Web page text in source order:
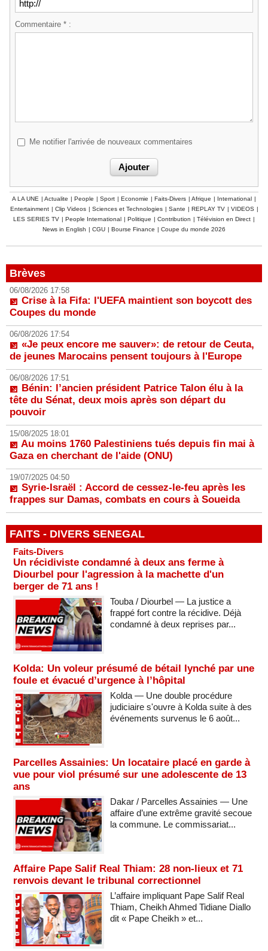
Commentaire * :
Me notifier l'arrivée de nouveaux commentaires
A LA UNE | Actualite | People | Sport | Economie | Faits-Divers | Afrique | International |
Entertainment | Clip Videos | Sciences et Technologies | Sante | REPLAY TV | VIDEOS |
LES SERIES TV | People International | Politique | Contribution | Télévision en Direct |
News in English | CGU | Bourse Finance | Coupe du monde 2026
Brèves
06/08/2026 17:58
Crise à la Fifa: l'UEFA maintient son boycott des
Coupes du monde
06/08/2026 17:54
«Je peux encore me sauver»: de retour de Ceuta,
de jeunes Marocains pensent toujours à l'Europe
06/08/2026 17:51
Bénin: l’ancien président Patrice Talon élu à la
tête du Sénat, deux mois après son départ du
pouvoir
15/08/2025 18:01
Au moins 1760 Palestiniens tués depuis fin mai à
Gaza en cherchant de l'aide (ONU)
19/07/2025 04:50
Syrie-Israël : Accord de cessez-le-feu après les
frappes sur Damas, combats en cours à Soueida
FAITS - DIVERS SENEGAL
Faits-Divers
Un récidiviste condamné à deux ans ferme à
Diourbel pour l'agression à la machette d'un
berger de 71 ans !
Touba / Diourbel — La justice a
frappé fort contre la récidive. Déjà
condamné à deux reprises par...
Kolda: Un voleur présumé de bétail lynché par une
foule et évacué d’urgence à l’hôpital
Kolda — Une double procédure
judiciaire s'ouvre à Kolda suite à des
événements survenus le 6 août...
Parcelles Assainies: Un locataire placé en garde à
vue pour viol présumé sur une adolescente de 13
ans
Dakar / Parcelles Assainies — Une
affaire d’une extrême gravité secoue
la commune. Le commissariat...
Affaire Pape Salif Real Thiam: 28 non-lieux et 71
renvois devant le tribunal correctionnel
L’affaire impliquant Pape Salif Real
Thiam, Cheikh Ahmed Tidiane Diallo
dit « Pape Cheikh » et...